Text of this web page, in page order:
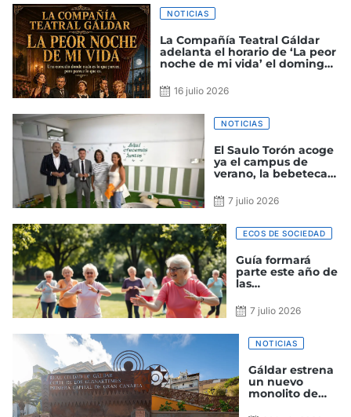
NOTICIAS
La Compañía Teatral Gáldar
adelanta el horario de ‘La peor
noche de mi vida’ el domingo
16 julio 2026
NOTICIAS
El Saulo Torón acoge
ya el campus de
verano, la bebeteca y
Gáldar’
7 julio 2026
ECOS DE SOCIEDAD
Guía formará
parte este año de
las
Canarias
7 julio 2026
NOTICIAS
Gáldar estrena
un nuevo
monolito de